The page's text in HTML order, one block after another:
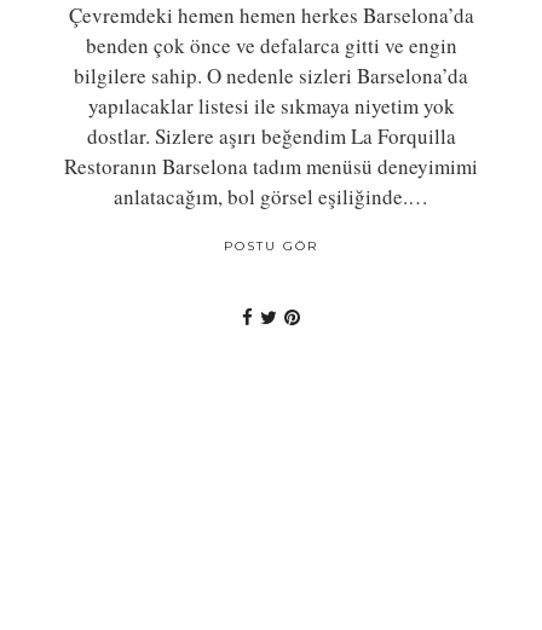
Çevremdeki hemen hemen herkes Barselona’da
benden çok önce ve defalarca gitti ve engin
bilgilere sahip. O nedenle sizleri Barselona’da
yapılacaklar listesi ile sıkmaya niyetim yok
dostlar. Sizlere aşırı beğendim La Forquilla
Restoranın Barselona tadım menüsü deneyimimi
anlatacağım, bol görsel eşiliğinde.…
POSTU GÖR